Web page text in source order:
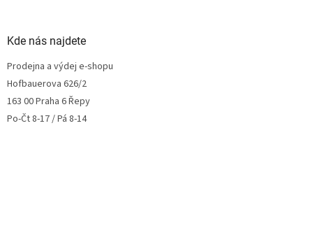
Kde nás najdete
Prodejna a výdej e-shopu
Hofbauerova 626/2
163 00 Praha 6 Řepy
Po-Čt 8-17 / Pá 8-14